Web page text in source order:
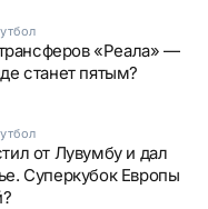
«Реала» —
станет пятым?
от Лувумбу и дал
Суперкубок Европы